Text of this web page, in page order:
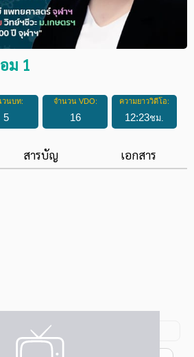
ม 1
วนบท:
5
จำนวน VDO:
16
ความยาววิดีโอ:
12:23ชม.
สารบัญ เอกสาร